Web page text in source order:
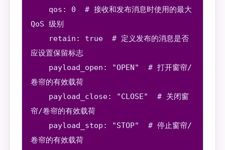
QoS 级别
应设置保留标志
卷帘的有效载荷
帘/卷帘的有效载荷
卷帘的有效载荷